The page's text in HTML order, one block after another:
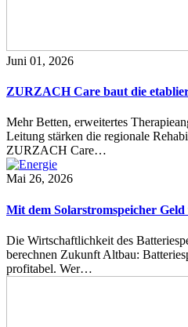
Juni 01, 2026
ZURZACH Care baut die
Mehr Betten, erweitertes
Leitung stärken die regionale
ZURZACH Care…
Mai 26, 2026
Mit dem Solarstromspeicher Geld
Die Wirtschaftlichkeit des
berechnen Zukunft Altbau:
profitabel. Wer…